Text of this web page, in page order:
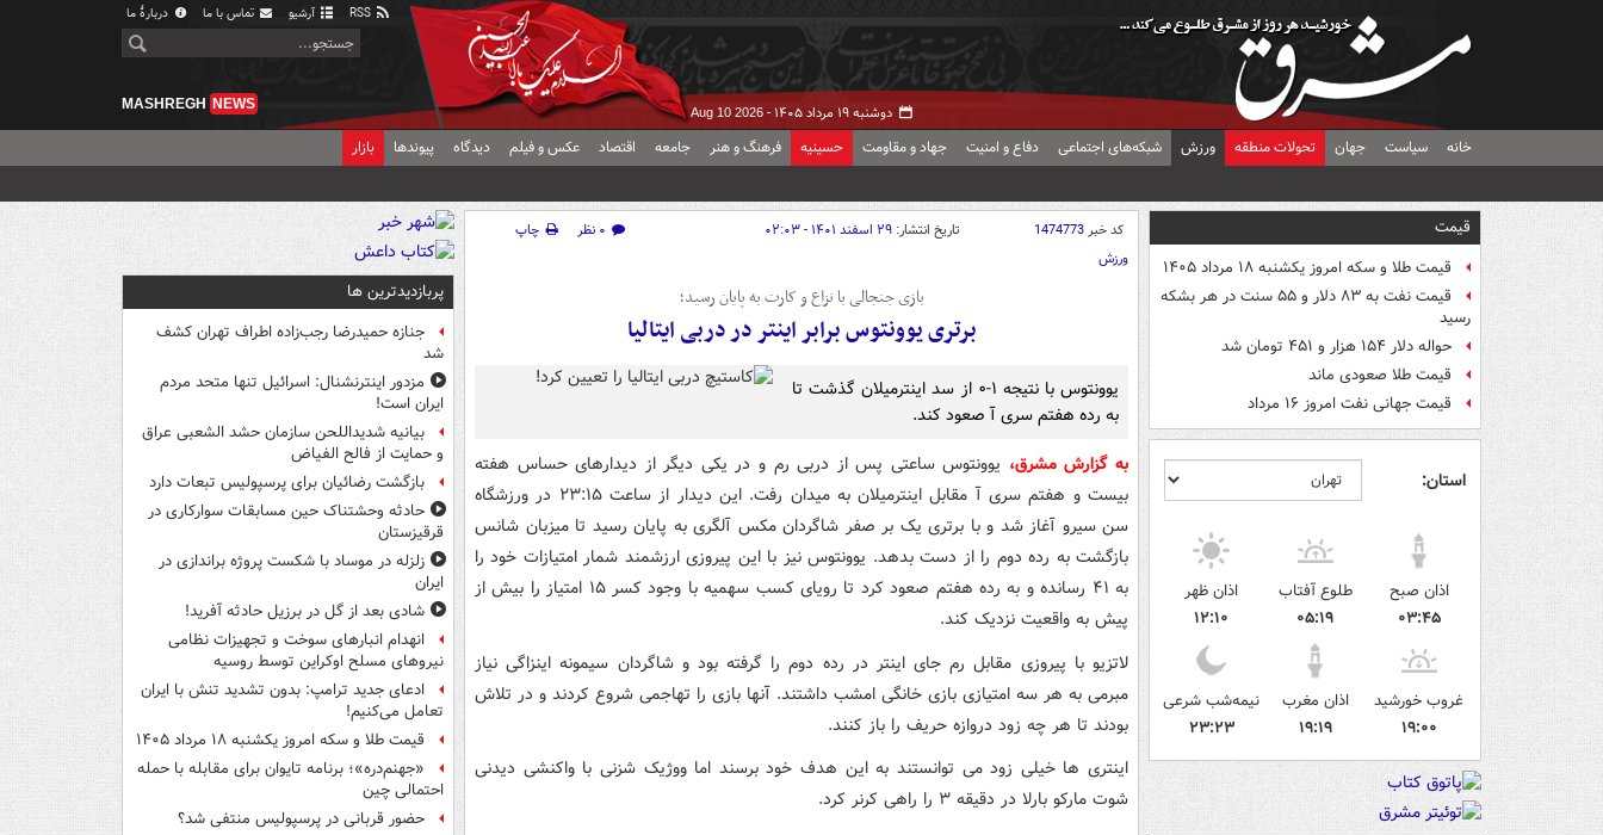
آرشیو تماس با ما دربارهٔ ما
دوشنبه ۱۹ مرداد ۱۴۰۵ - Aug 10 2026
MASHREGH NEWS
خانه سیاست جهان تحولات منطقه ورزش شبکه‌های اجتماعی دفاع و امنیت جهاد و مقاومت حسینیه فرهنگ و هنر جامعه اقتصاد عکس و فیلم دیدگاه پیوندها بازار
قیمت
قیمت طلا و سکه امروز یکشنبه ۱۸ مرداد ۱۴۰۵
قیمت نفت به ۸۳ دلار و ۵۵ سنت در هر بشکه
رسید
حواله دلار ۱۵۴ هزار و ۴۵۱ تومان شد
قیمت طلا صعودی ماند
قیمت جهانی نفت امروز ۱۶ مرداد
استان:
اذان صبح
۰۳:۴۵
طلوع آفتاب
۰۵:۱۹
اذان ظهر
۱۲:۱۰
غروب خورشید
۱۹:۰۰
اذان مغرب
۱۹:۱۹
نیمه‌شب شرعی
۲۳:۲۳
کد خبر1474773 تاریخ انتشار: ۲۹ اسفند ۱۴۰۱ - ۰۲:۰۳ ۰ نظر
چاپ
ورزش
بازی جنجالی با نزاع و کارت به پایان رسید؛
برتری یوونتوس برابر اینتر در دربی ایتالیا
یوونتوس با نتیجه ۱-۰ از سد اینترمیلان گذشت تا
به رده هفتم سری آ صعود کند.
به گزارش مشرق، یوونتوس ساعتی پس از دربی رم و در یکی دیگر از دیدارهای حساس هفته
بیست و هفتم سری آ مقابل اینترمیلان به میدان رفت. این دیدار از ساعت ۲۳:۱۵ در ورزشگاه
سن سیرو آغاز شد و با برتری یک بر صفر شاگردان مکس آلگری به پایان رسید تا میزبان شانس
بازگشت به رده دوم را از دست بدهد. یوونتوس نیز با این پیروزی ارزشمند شمار امتیازات خود را
به ۴۱ رسانده و به رده هفتم صعود کرد تا رویای کسب سهمیه با وجود کسر ۱۵ امتیاز را بیش از
پیش به واقعیت نزدیک کند.
لاتزیو با پیروزی مقابل رم جای اینتر در رده دوم را گرفته بود و شاگردان سیمونه اینزاگی نیاز
مبرمی به هر سه امتیازی بازی خانگی امشب داشتند. آنها بازی را تهاجمی شروع کردند و در تلاش
بودند تا هر چه زود دروازه حریف را باز کنند.
اینتری ها خیلی زود می توانستند به این هدف خود برسند اما ووژیک شزنی با واکنشی دیدنی
شوت مارکو بارلا در دقیقه ۳ را راهی کرنر کرد.
پربازدیدترین ها
جنازه حمیدرضا رجب‌زاده اطراف تهران کشف
شد
مزدور اینترنشنال: اسرائیل تنها متحد مردم
ایران است!
بیانیه شدیداللحن سازمان حشد الشعبی عراق
و حمایت از فالح الفیاض
بازگشت رضائیان برای پرسپولیس تبعات دارد
حادثه وحشتناک حین مسابقات سوارکاری در
قرقیزستان
زلزله در موساد با شکست پروژه براندازی در
ایران
شادی بعد از گل در برزیل حادثه آفرید!
انهدام انبارهای سوخت و تجهیزات نظامی
نیروهای مسلح اوکراین توسط روسیه
ادعای جدید ترامپ: بدون تشدید تنش با ایران
تعامل می‌کنیم!
قیمت طلا و سکه امروز یکشنبه ۱۸ مرداد ۱۴۰۵
«جهنم‌دره»؛ برنامه تایوان برای مقابله با حمله
احتمالی چین
حضور قربانی در پرسپولیس منتفی شد؟